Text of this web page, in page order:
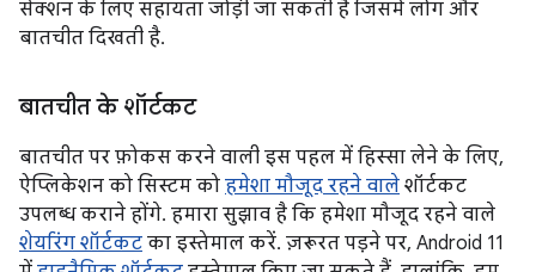
सेक्शन के लिए सहायता जोड़ी जा सकती है जिसमें लोग और
बातचीत दिखती है.
बातचीत के शॉर्टकट
बातचीत पर फ़ोकस करने वाली इस पहल में हिस्सा लेने के लिए,
ऐप्लिकेशन को सिस्टम को हमेशा मौजूद रहने वाले शॉर्टकट
उपलब्ध कराने होंगे. हमारा सुझाव है कि हमेशा मौजूद रहने वाले
शेयरिंग शॉर्टकट का इस्तेमाल करें. ज़रूरत पड़ने पर, Android 11